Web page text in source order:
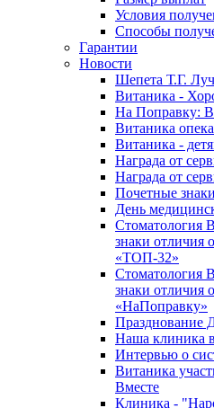
Условия
Способы
Гарантии
Новости
Шепета Т.Г.
Витаника -
На Поправку:
Витаника
Витаника -
Награда от
Награда от
Почетные
День
Стоматология
знаки отличия
«ТОП-32»
Стоматология
знаки отличия
«НаПоправку»
Празднование
Наша клиника
Интервью о
Витаника
Вместе
Клиника -